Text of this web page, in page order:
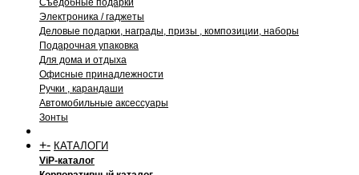
Съедобные подарки
Электроника / гаджеты
Деловые подарки, награды, призы , композиции, наборы
Подарочная упаковка
Для дома и отдыха
Офисные принадлежности
Ручки , карандаши
Автомобильные аксессуары
Зонты
+- КАТАЛОГИ
ViP-каталог